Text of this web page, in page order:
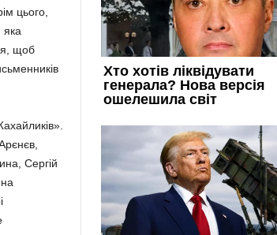
цього,
яка
щоб
Сергій